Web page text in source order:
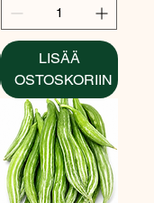
LISÄÄ
OSTOSKORIIN